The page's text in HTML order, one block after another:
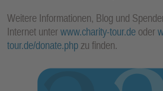
Weitere Informationen, Blog und
Internet unterwww.charity-tour.de oder
tour.de/donate.phpzu finden.